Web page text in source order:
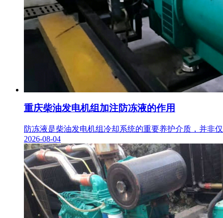
重庆柴油发电机组加注防冻液的作用
防冻液是柴油发电机组冷却系统的重要养护介质，并非
2026-08-04